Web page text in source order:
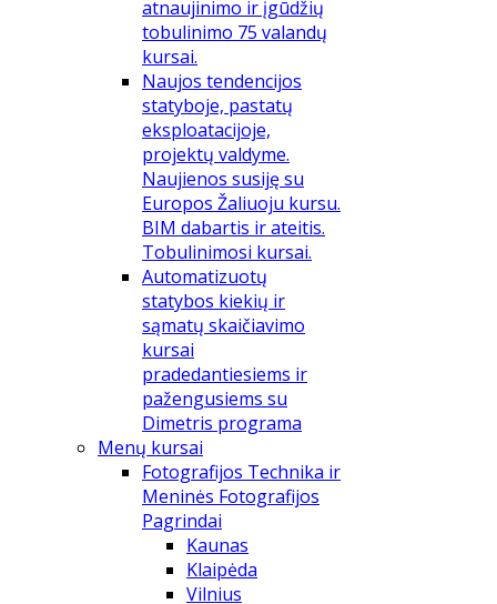
atnaujinimo ir įgūdžių
tobulinimo 75 valandų
kursai.
Naujos tendencijos
statyboje, pastatų
eksploatacijoje,
projektų valdyme.
Naujienos susiję su
Europos Žaliuoju kursu.
BIM dabartis ir ateitis.
Tobulinimosi kursai.
Automatizuotų
statybos kiekių ir
sąmatų skaičiavimo
kursai
pradedantiesiems ir
pažengusiems su
Dimetris programa
Menų kursai
Fotografijos Technika ir
Meninės Fotografijos
Pagrindai
Kaunas
Klaipėda
Vilnius